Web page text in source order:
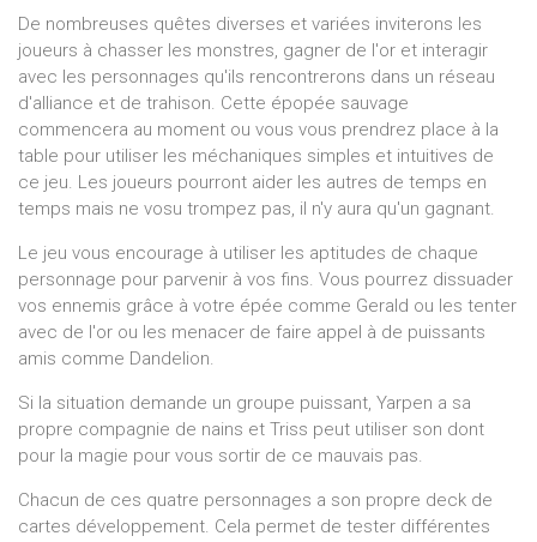
De nombreuses quêtes diverses et variées inviterons les
joueurs à chasser les monstres, gagner de l'or et interagir
avec les personnages qu'ils rencontrerons dans un réseau
d'alliance et de trahison. Cette épopée sauvage
commencera au moment ou vous vous prendrez place à la
table pour utiliser les méchaniques simples et intuitives de
ce jeu. Les joueurs pourront aider les autres de temps en
temps mais ne vosu trompez pas, il n'y aura qu'un gagnant.
Le jeu vous encourage à utiliser les aptitudes de chaque
personnage pour parvenir à vos fins. Vous pourrez dissuader
vos ennemis grâce à votre épée comme Gerald ou les tenter
avec de l'or ou les menacer de faire appel à de puissants
amis comme Dandelion.
Si la situation demande un groupe puissant, Yarpen a sa
propre compagnie de nains et Triss peut utiliser son dont
pour la magie pour vous sortir de ce mauvais pas.
Chacun de ces quatre personnages a son propre deck de
cartes développement. Cela permet de tester différentes